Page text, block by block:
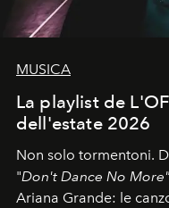
MUSICA
La playlist de
dell'estate 2026
Non solo tormentoni.
"Don't Dance No More"
Ariana Grande: le